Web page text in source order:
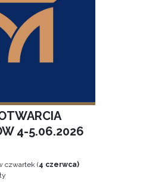
4-5.06.2026
czwartek (4 czerwca)